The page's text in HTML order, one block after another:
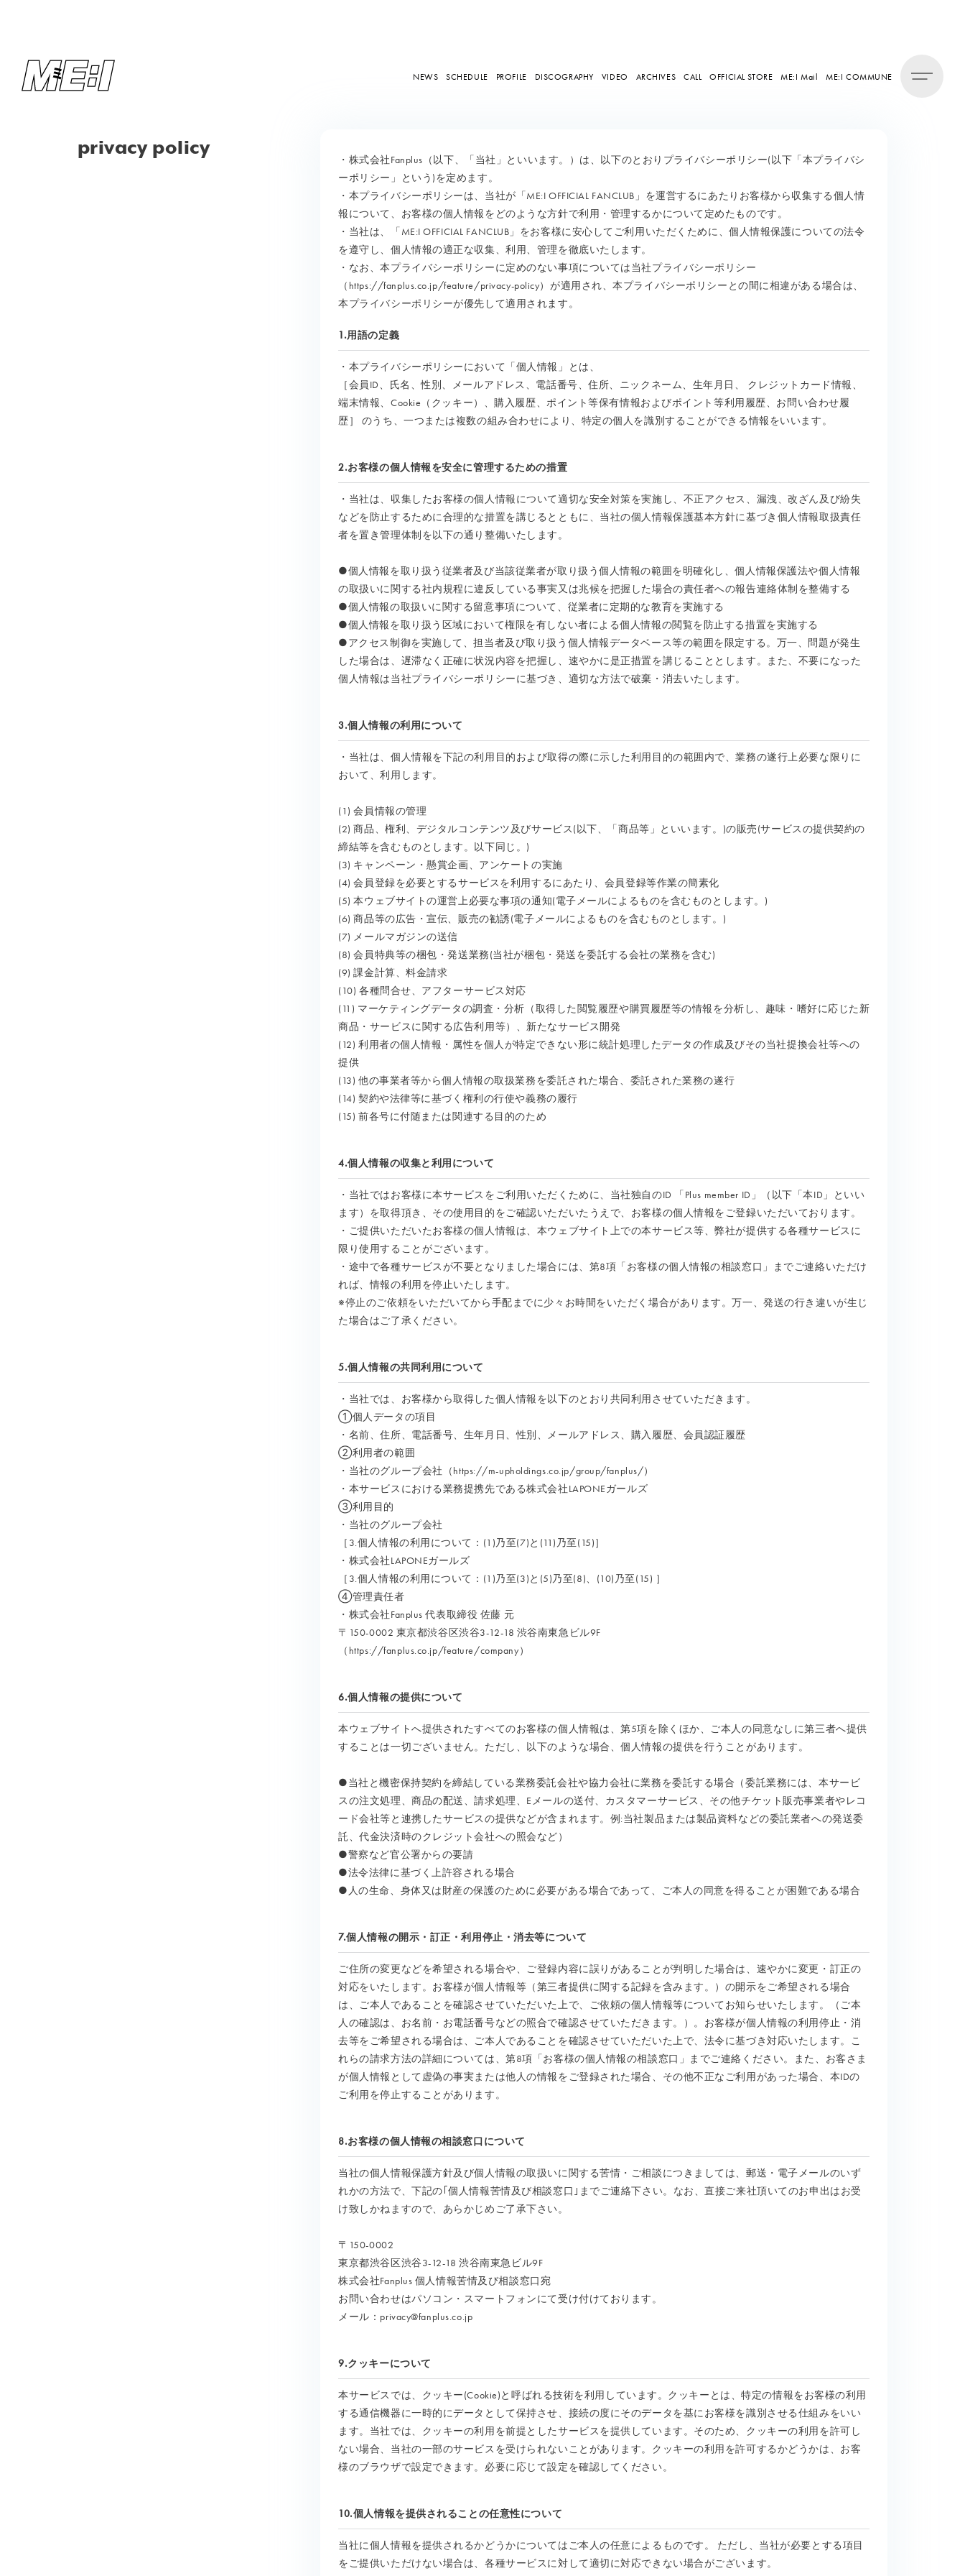
NEWS SCHEDULE PROFILE DISCOGRAPHY VIDEO ARCHIVES CALL OFFICIAL STORE ME:I Mail ME:I COMMUNE
privacy policy
・株式会社Fanplus（以下、「当社」といいます。）は、以下のとおりプライバシーポリシー(以下「本プライバシ
ーポリシー」という)を定めます。
・本プライバシーポリシーは、当社が「ME:I OFFICIAL FANCLUB」を運営するにあたりお客様から収集する個人情
報について、お客様の個人情報をどのような方針で利用・管理するかについて定めたものです。
・当社は、「ME:I OFFICIAL FANCLUB」をお客様に安心してご利用いただくために、個人情報保護についての法令
を遵守し、個人情報の適正な収集、利用、管理を徹底いたします。
・なお、本プライバシーポリシーに定めのない事項については当社プライバシーポリシー
（ https://fanplus.co.jp/feature/privacy-policy）が適用され、本プライバシーポリシーとの間に相違がある場合は、
本プライバシーポリシーが優先して適用されます。
1.用語の定義
・本プライバシーポリシーにおいて「個人情報」とは、
［会員ID、氏名、性別、メールアドレス、電話番号、住所、ニックネーム、生年月日、 クレジットカード情報、
端末情報、Cookie（クッキー）、購入履歴、ポイント等保有情報およびポイント等利用履歴、お問い合わせ履
歴］ のうち、一つまたは複数の組み合わせにより、特定の個人を識別することができる情報をいいます。
2.お客様の個人情報を安全に管理するための措置
・当社は、収集したお客様の個人情報について適切な安全対策を実施し、不正アクセス、漏洩、改ざん及び紛失
などを防止するために合理的な措置を講じるとともに、当社の個人情報保護基本方針に基づき個人情報取扱責任
者を置き管理体制を以下の通り整備いたします。
●個人情報を取り扱う従業者及び当該従業者が取り扱う個人情報の範囲を明確化し、個人情報保護法や個人情報
の取扱いに関する社内規程に違反している事実又は兆候を把握した場合の責任者への報告連絡体制を整備する
●個人情報の取扱いに関する留意事項について、従業者に定期的な教育を実施する
●個人情報を取り扱う区域において権限を有しない者による個人情報の閲覧を防止する措置を実施する
●アクセス制御を実施して、担当者及び取り扱う個人情報データベース等の範囲を限定する。万一、問題が発生
した場合は、遅滞なく正確に状況内容を把握し、速やかに是正措置を講じることとします。また、不要になった
個人情報は当社プライバシーポリシーに基づき、適切な方法で破棄・消去いたします。
3.個人情報の利用について
・当社は、個人情報を下記の利用目的および取得の際に示した利用目的の範囲内で、業務の遂行上必要な限りに
おいて、利用します。
(1) 会員情報の管理
(2) 商品、権利、デジタルコンテンツ及びサービス(以下、「商品等」といいます。)の販売(サービスの提供契約の
締結等を含むものとします。以下同じ。)
(3) キャンペーン・懸賞企画、アンケートの実施
(4) 会員登録を必要とするサービスを利用するにあたり、会員登録等作業の簡素化
(5) 本ウェブサイトの運営上必要な事項の通知(電子メールによるものを含むものとします。)
(6) 商品等の広告・宣伝、販売の勧誘(電子メールによるものを含むものとします。)
(7) メールマガジンの送信
(8) 会員特典等の梱包・発送業務(当社が梱包・発送を委託する会社の業務を含む)
(9) 課金計算、料金請求
(10) 各種問合せ、アフターサービス対応
(11) マーケティングデータの調査・分析（取得した閲覧履歴や購買履歴等の情報を分析し、趣味・嗜好に応じた新
商品・サービスに関する広告利用等）、新たなサービス開発
(12) 利用者の個人情報・属性を個人が特定できない形に統計処理したデータの作成及びその当社提換会社等への
提供
(13) 他の事業者等から個人情報の取扱業務を委託された場合、委託された業務の遂行
(14) 契約や法律等に基づく権利の行使や義務の履行
(15) 前各号に付随または関連する目的のため
4.個人情報の収集と利用について
・当社ではお客様に本サービスをご利用いただくために、当社独自のID 「Plus member ID」（以下「本ID」といい
ます）を取得頂き、その使用目的をご確認いただいたうえで、お客様の個人情報をご登録いただいております。
・ご提供いただいたお客様の個人情報は、本ウェブサイト上での本サービス等、弊社が提供する各種サービスに
限り使用することがございます。
・途中で各種サービスが不要となりました場合には、第8項「お客様の個人情報の相談窓口」までご連絡いただけ
れば、情報の利用を停止いたします。
※停止のご依頼をいただいてから手配までに少々お時間をいただく場合があります。万一、発送の行き違いが生じ
た場合はご了承ください。
5.個人情報の共同利用について
・当社では、お客様から取得した個人情報を以下のとおり共同利用させていただきます。
①個人データの項目
・名前、住所、電話番号、生年月日、性別、メールアドレス、購入履歴、会員認証履歴
②利用者の範囲
・当社のグループ会社（https://m-upholdings.co.jp/group/fanplus/）
・本サービスにおける業務提携先である株式会社LAPONEガールズ
③利用目的
・当社のグループ会社
［3.個人情報の利用について：(1)乃至(7)と(11)乃至(15)］
・株式会社LAPONEガールズ
［3.個人情報の利用について：(1)乃至(3)と(5)乃至(8)、(10)乃至(15) ］
④管理責任者
・株式会社Fanplus 代表取締役 佐藤 元
〒150-0002 東京都渋谷区渋谷3-12-18 渋谷南東急ビル9F
（ https://fanplus.co.jp/feature/company）
6.個人情報の提供について
本ウェブサイトへ提供されたすべてのお客様の個人情報は、第5項を除くほか、ご本人の同意なしに第三者へ提供
することは一切ございません。ただし、以下のような場合、個人情報の提供を行うことがあります。
●当社と機密保持契約を締結している業務委託会社や協力会社に業務を委託する場合（委託業務には、本サービ
スの注文処理、商品の配送、請求処理、Eメールの送付、カスタマーサービス、その他チケット販売事業者やレコ
ード会社等と連携したサービスの提供などが含まれます。例:当社製品または製品資料などの委託業者への発送委
託、代金決済時のクレジット会社への照会など）
●警察など官公署からの要請
●法令法律に基づく上許容される場合
●人の生命、身体又は財産の保護のために必要がある場合であって、ご本人の同意を得ることが困難である場合
7.個人情報の開示・訂正・利用停止・消去等について
ご住所の変更などを希望される場合や、ご登録内容に誤りがあることが判明した場合は、速やかに変更・訂正の
対応をいたします。お客様が個人情報等（第三者提供に関する記録を含みます。）の開示をご希望される場合
は、ご本人であることを確認させていただいた上で、ご依頼の個人情報等についてお知らせいたします。（ご本
人の確認は、お名前・お電話番号などの照合で確認させていただきます。）。お客様が個人情報の利用停止・消
去等をご希望される場合は、ご本人であることを確認させていただいた上で、法令に基づき対応いたします。こ
れらの請求方法の詳細については、第8項「お客様の個人情報の相談窓口」までご連絡ください。また、お客さま
が個人情報として虚偽の事実または他人の情報をご登録された場合、その他不正なご利用があった場合、本IDの
ご利用を停止することがあります。
8.お客様の個人情報の相談窓口について
当社の個人情報保護方針及び個人情報の取扱いに関する苦情・ご相談につきましては、郵送・電子メールのいず
れかの方法で、下記の｢個人情報苦情及び相談窓口｣までご連絡下さい。なお、直接ご来社頂いてのお申出はお受
け致しかねますので、あらかじめご了承下さい。
〒150-0002
東京都渋谷区渋谷3-12-18 渋谷南東急ビル9F
株式会社Fanplus 個人情報苦情及び相談窓口宛
お問い合わせはパソコン・スマートフォンにて受け付けております。
メール：privacy@fanplus.co.jp
9.クッキーについて
本サービスでは、クッキー(Cookie)と呼ばれる技術を利用しています。クッキーとは、特定の情報をお客様の利用
する通信機器に一時的にデータとして保持させ、接続の度にそのデータを基にお客様を識別させる仕組みをいい
ます。当社では、クッキーの利用を前提としたサービスを提供しています。そのため、クッキーの利用を許可し
ない場合、当社の一部のサービスを受けられないことがあります。クッキーの利用を許可するかどうかは、お客
様のブラウザで設定できます。必要に応じて設定を確認してください。
10.個人情報を提供されることの任意性について
当社に個人情報を提供されるかどうかについてはご本人の任意によるものです。 ただし、当社が必要とする項目
をご提供いただけない場合は、各種サービスに対して適切に対応できない場合がございます。